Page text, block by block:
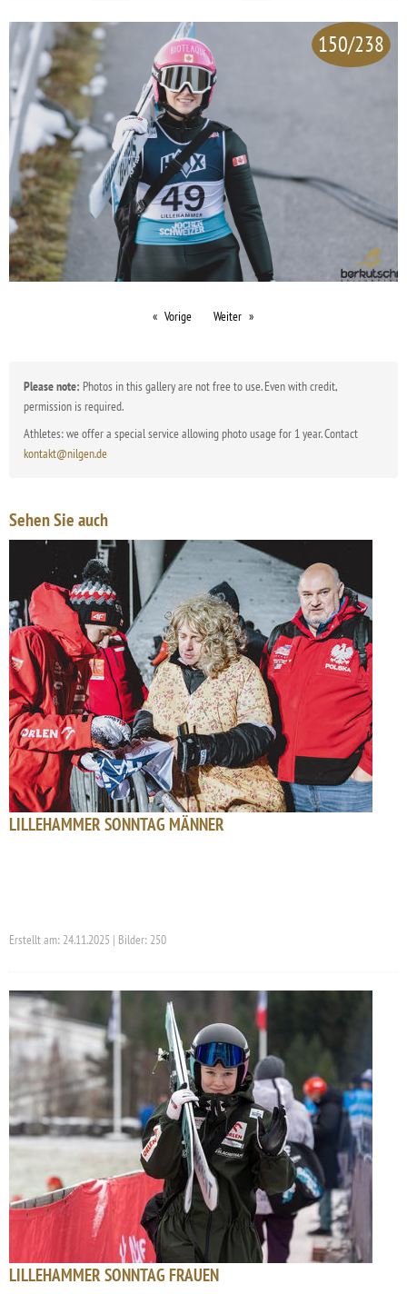
150/238
Vorige Weiter
Please note: Photos in this gallery are not free to use. Even with credit,
permission is required.
Athletes: we offer a special service allowing photo usage for 1 year. Contact
kontakt@nilgen.de
Sehen Sie auch
LILLEHAMMER SONNTAG MÄNNER
Erstellt am: 24.11.2025 | Bilder: 250
LILLEHAMMER SONNTAG FRAUEN